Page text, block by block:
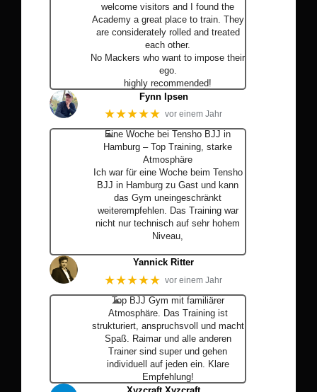
welcome visitors and I found the
Academy a great place to train. They
are considerately rolled and treated
each other.
No Mackers who want to impose their
ego.
highly recommended!
Fynn Ipsen
★★★★★ vor einem Jahr
Eine Woche bei Tensho BJJ in
Hamburg – Top Training, starke
Atmosphäre
Ich war für eine Woche beim Tensho
BJJ in Hamburg zu Gast und kann
das Gym uneingeschränkt
weiterempfehlen. Das Training war
nicht nur technisch auf sehr hohem
Niveau,
Yannick Ritter
★★★★★ vor einem Jahr
Top BJJ Gym mit familiärer
Atmosphäre. Das Training ist
strukturiert, anspruchsvoll und macht
Spaß. Raimar und alle anderen
Trainer sind super und gehen
individuell auf jeden ein. Klare
Empfehlung!